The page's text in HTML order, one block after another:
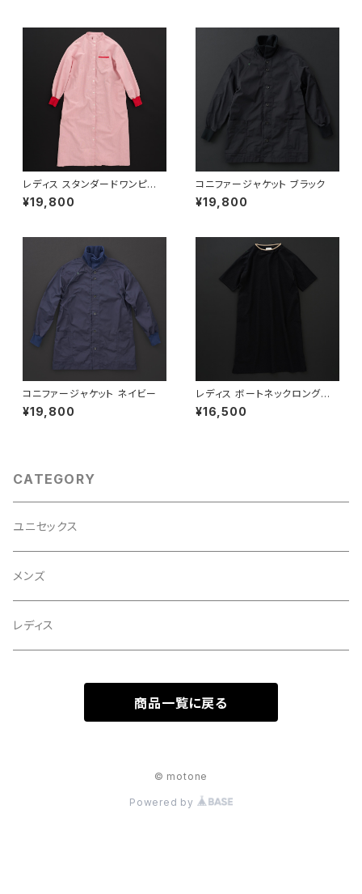
レディス スタンダードワンピー
ス 細ストライプ レッド
¥19,800
コニファージャケット ブラック
¥19,800
コニファージャケット ネイビー
¥19,800
レディス ボートネックロングワ
ンピース 7分袖 黒×羊
¥16,500
CATEGORY
ユニセックス
メンズ
レディス
商品一覧に戻る
© motone
Powered by